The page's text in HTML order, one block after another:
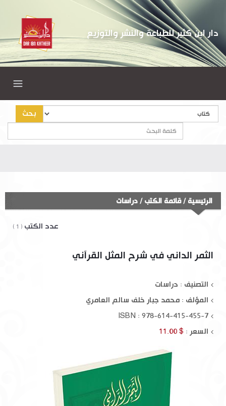
دار ابن كثير للطباعة والنشر والتوزيع
بحث
الرئيسية /قائمة الكتب/ دراسات
عدد الكتب ( 1 )
الثمر الداني في شرح المثل القرآني
التصنيف : دراسات
المؤلف : محمد جبار خلف سالم العامري
ISBN : 978-614-415-455-7
السعر : $ 11.00